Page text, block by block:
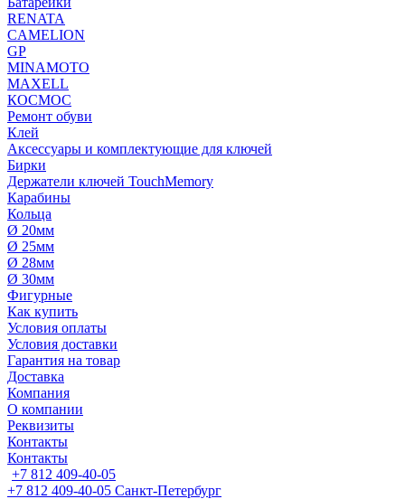
RENATA
CAMELION
GP
MINAMOTO
MAXELL
КОСМОС
Ремонт обуви
Клей
Аксессуары и комплектующие для ключей
Бирки
Держатели ключей TouchMemory
Карабины
Кольца
Ø 20мм
Ø 25мм
Ø 28мм
Ø 30мм
Фигурные
Как купить
Условия оплаты
Условия доставки
Гарантия на товар
Доставка
Компания
О компании
Реквизиты
Контакты
Контакты
+7 812 409-40-05
+7 812 409-40-05 Санĸт-Петербург